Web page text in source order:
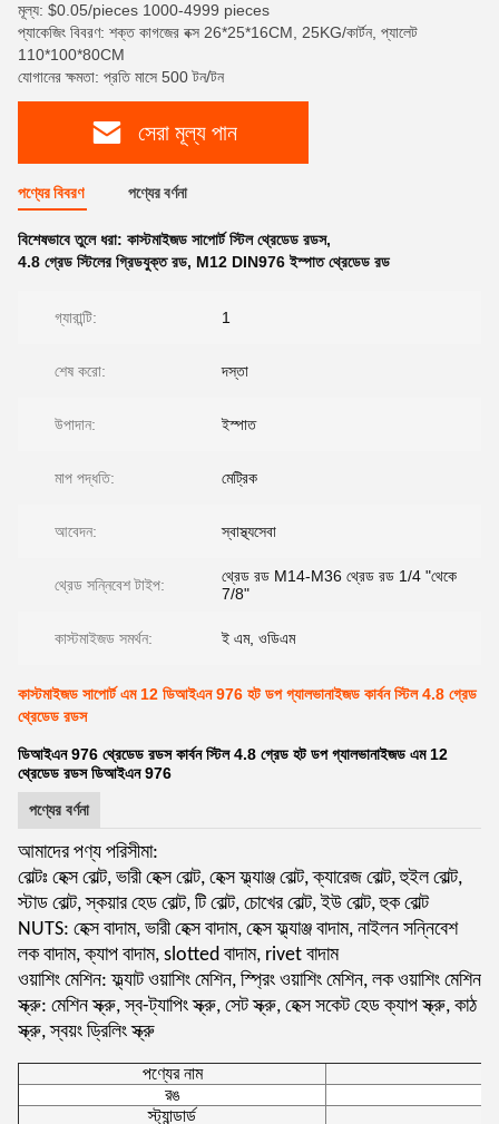
মূল্য: $0.05/pieces 1000-4999 pieces
প্যাকেজিং বিবরণ: শক্ত কাগজের বক্স 26*25*16CM, 25KG/কার্টন, প্যালেট
110*100*80CM
যোগানের ক্ষমতা: প্রতি মাসে 500 টন/টন
সেরা মূল্য পান
পণ্যের বিবরণ পণ্যের বর্ণনা
বিশেষভাবে তুলে ধরা: কাস্টমাইজড সাপোর্ট স্টিল থ্রেডেড রডস,
4.8 গ্রেড স্টিলের গ্রিডযুক্ত রড, M12 DIN976 ইস্পাত থ্রেডেড রড
গ্যারান্টি: 1
শেষ করো: দস্তা
উপাদান: ইস্পাত
মাপ পদ্ধতি: মেট্রিক
আবেদন: স্বাস্থ্যসেবা
থ্রেড সন্নিবেশ টাইপ:
থ্রেড রড M14-M36 থ্রেড রড 1/4 "থেকে
7/8"
কাস্টমাইজড সমর্থন: ই এম, ওডিএম
কাস্টমাইজড সাপোর্ট এম 12 ডিআইএন 976 হট ডপ গ্যালভানাইজড কার্বন স্টিল 4.8 গ্রেড
থ্রেডেড রডস
ডিআইএন 976 থ্রেডেড রডস কার্বন স্টিল 4.8 গ্রেড হট ডপ গ্যালভানাইজড এম 12
থ্রেডেড রডস ডিআইএন 976
পণ্যের বর্ণনা
আমাদের পণ্য পরিসীমা:
বোল্টঃ হেক্স বোল্ট, ভারী হেক্স বোল্ট, হেক্স ফ্ল্যাঞ্জ বোল্ট, ক্যারেজ বোল্ট, হুইল বোল্ট,
স্টাড বোল্ট, স্কয়ার হেড বোল্ট, টি বোল্ট, চোখের বোল্ট, ইউ বোল্ট, হুক বোল্ট
NUTS: হেক্স বাদাম, ভারী হেক্স বাদাম, হেক্স ফ্ল্যাঞ্জ বাদাম, নাইলন সন্নিবেশ
লক বাদাম, ক্যাপ বাদাম, slotted বাদাম, rivet বাদাম
ওয়াশিং মেশিন: ফ্ল্যাট ওয়াশিং মেশিন, স্প্রিং ওয়াশিং মেশিন, লক ওয়াশিং মেশিন
স্ক্রু: মেশিন স্ক্রু, স্ব-ট্যাপিং স্ক্রু, সেট স্ক্রু, হেক্স সকেট হেড ক্যাপ স্ক্রু, কাঠ
স্ক্রু, স্বয়ং ড্রিলিং স্ক্রু
পণ্যের নাম
রঙ
স্ট্যান্ডার্ড